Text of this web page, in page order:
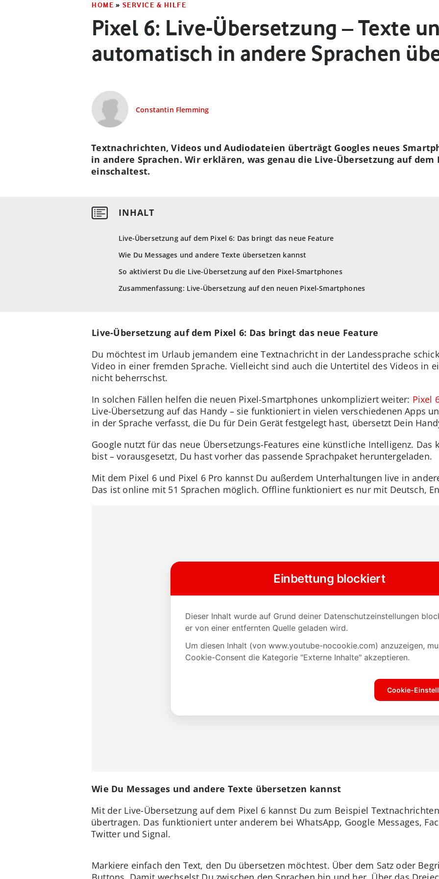
HOME » SERVICE & HILFE
Pixel 6: Live-Übersetzung – Texte
automatisch in andere Sprachen
Constantin Flemming
Live-Übersetzung auf dem Pixel 6: Das bringt das neue Feature
Wie Du Messages und andere Texte übersetzen kannst
So aktivierst Du die Live-Übersetzung auf den Pixel-Smartphones
Zusammenfassung: Live-Übersetzung auf den neuen Pixel-Smartphones
Textnachrichten, Videos und Audiodateien überträgt Googles neues
in andere Sprachen. Wir erklären, was genau die Live-Übersetzung auf
einschaltest.
Live-Übersetzung auf dem Pixel 6: Das bringt das neue Feature
Du möchtest im Urlaub jemandem eine Textnachricht in der Landessprache
Video in einer fremden Sprache. Vielleicht sind auch die Untertitel des Videos in
nicht beherrschst.
In solchen Fällen helfen die neuen Pixel-Smartphones unkompliziert weiter: Pixel
Live-Übersetzung auf das Handy – sie funktioniert in vielen verschiedenen Apps
in der Sprache verfasst, die Du für Dein Gerät festgelegt hast, übersetzt Dein
Google nutzt für das neue Übersetzungs-Features eine künstliche Intelligenz.
bist – vorausgesetzt, Du hast vorher das passende Sprachpaket heruntergeladen.
Mit dem Pixel 6 und Pixel 6 Pro kannst Du außerdem Unterhaltungen live in
Das ist online mit 51 Sprachen möglich. Offline funktioniert es nur mit Deutsch,
Wie Du Messages und andere Texte übersetzen kannst
Mit der Live-Übersetzung auf dem Pixel 6 kannst Du zum Beispiel
übertragen. Das funktioniert unter anderem bei WhatsApp, Google Messages,
Twitter und Signal.
Markiere einfach den Text, den Du übersetzen möchtest. Über dem Satz oder